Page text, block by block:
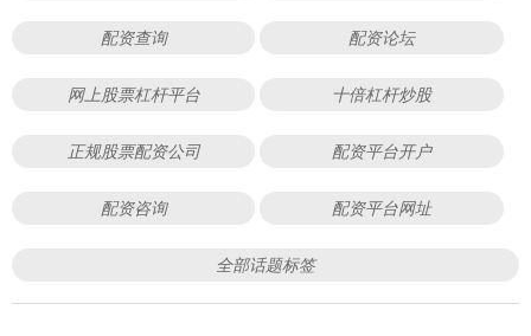
配资查询 配资论坛
网上股票杠杆平台 十倍杠杆炒股
正规股票配资公司 配资平台开户
配资咨询 配资平台网址
全部话题标签